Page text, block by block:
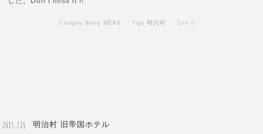
Category Sony NEX6 Tags明治村 Cmt 0
2015.7.14 明治村 旧帝国ホテル